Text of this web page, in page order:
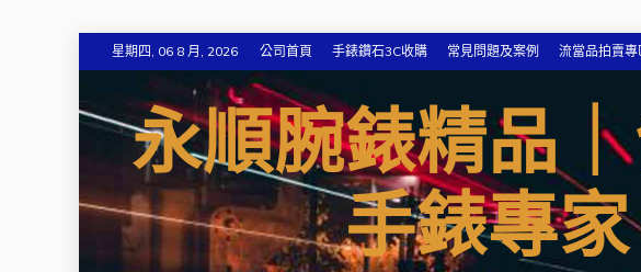
to
content
星期四, 06 8 月, 2026 公司首頁 手錶鑽石3C收購 常見問題及案例 流當品拍賣專
永順腕錶精品
手錶專